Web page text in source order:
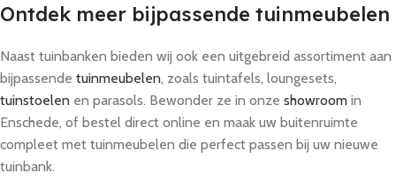
Ontdek meer bijpassende tuinmeubelen
Naast tuinbanken bieden wij ook een uitgebreid assortiment aan
bijpassende tuinmeubelen, zoals tuintafels, loungesets,
tuinstoelen en parasols. Bewonder ze in onze showroom in
Enschede, of bestel direct online en maak uw buitenruimte
compleet met tuinmeubelen die perfect passen bij uw nieuwe
tuinbank.